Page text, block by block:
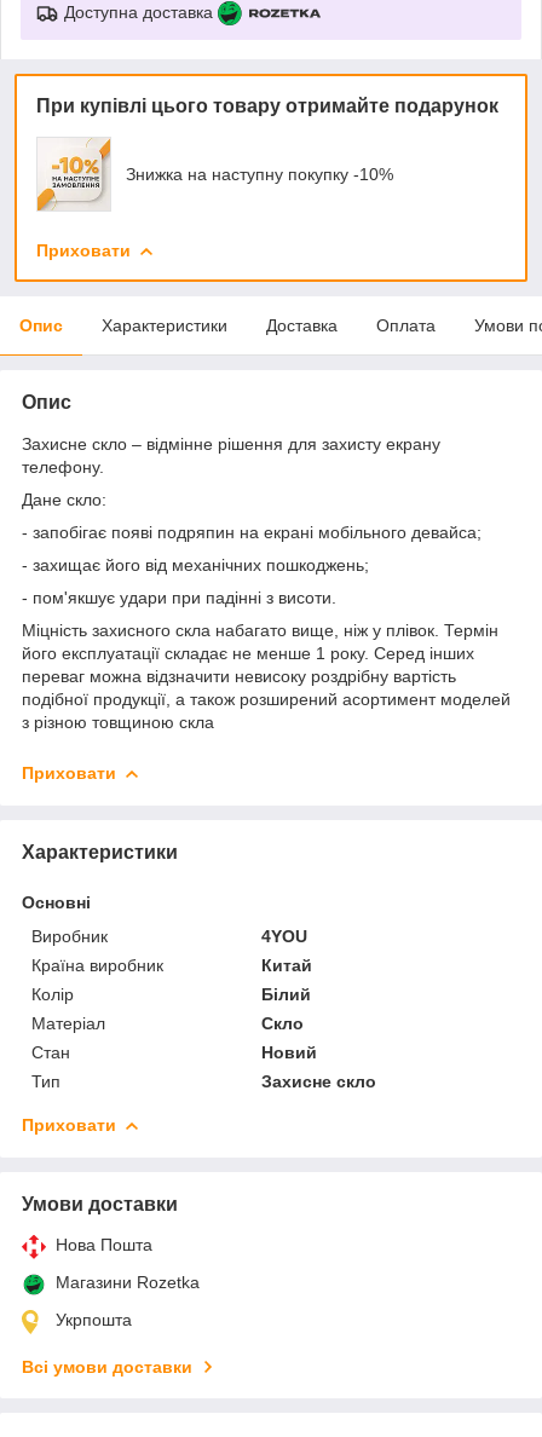
Доступна доставка
При купівлі цього товару отримайте подарунок
Знижка на наступну покупку -10%
Приховати
Опис Характеристики Доставка Оплата Умови
Опис
Захисне скло – відмінне рішення для захисту екрану
телефону.
Дане скло:
- запобігає появі подряпин на екрані мобільного девайса;
- захищає його від механічних пошкоджень;
- пом'якшує удари при падінні з висоти.
Міцність захисного скла набагато вище, ніж у плівок. Термін
його експлуатації складає не менше 1 року. Серед інших
переваг можна відзначити невисоку роздрібну вартість
подібної продукції, а також розширений асортимент моделей
з різною товщиною скла
Приховати
Характеристики
Основні
Виробник
4YOU
Країна виробник
Китай
Колір
Білий
Матеріал
Скло
Стан
Новий
Тип
Захисне скло
Приховати
Умови доставки
Нова Пошта
Магазини Rozetka
Укрпошта
Всі умови доставки